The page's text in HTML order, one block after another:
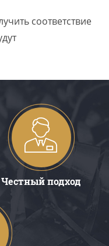
соответствие
Честный подход